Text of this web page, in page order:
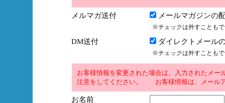
メルマガ送付 メールマガジンの
※チェックは外すことも
DM送付 ダイレクトメール
※チェックは外すことも
お客様情報を変更された場合は、入力されたメ
注意をしてください。 お客様情報は、メール
お名前